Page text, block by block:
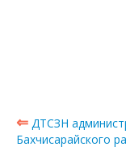
⇐ ДТСЗН
Бахчисарайского